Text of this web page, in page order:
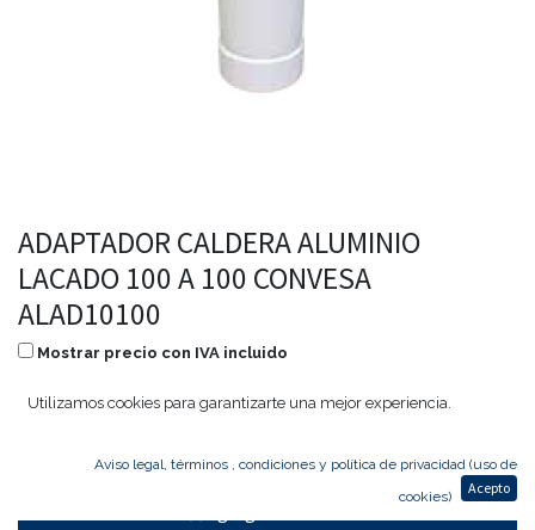
ADAPTADOR CALDERA ALUMINIO
LACADO 100 A 100 CONVESA
ALAD10100
Mostrar precio con IVA incluido
5,68€4,54€
Utilizamos cookies para garantizarte una mejor experiencia.
Aviso legal, términos , condiciones y política de privacidad (uso de
cookies)
Acepto